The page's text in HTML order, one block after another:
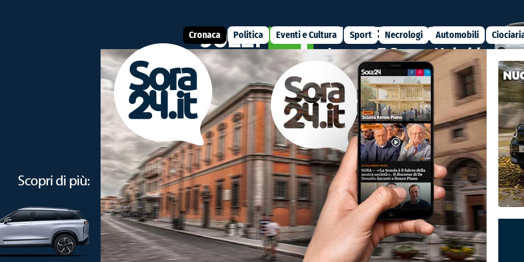
Cronaca Politica Eventi e Cultura Sport Necrologi Automobili